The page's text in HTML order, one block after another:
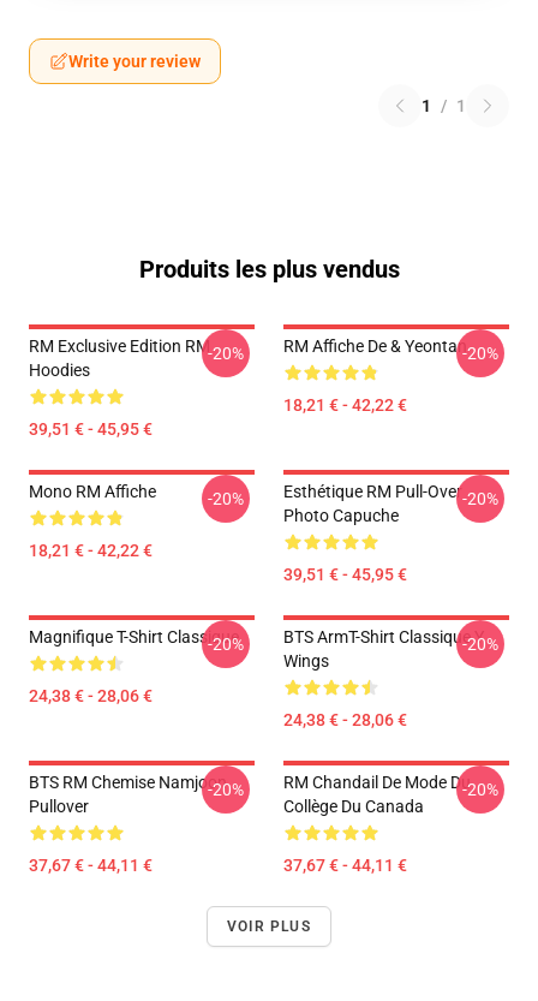
Write your review
1 / 1
Produits les plus vendus
RM Exclusive Edition RM
Hoodies
39,51 € - 45,95 €
-20% RM Affiche De & Yeontan
18,21 € - 42,22 €
-20%
Mono RM Affiche
18,21 € - 42,22 €
-20%
Esthétique RM Pull-Over
Photo Capuche
39,51 € - 45,95 €
-20%
Magnifique T-Shirt Classique
24,38 € - 28,06 €
-20%
BTS ArmT-Shirt Classique Y
Wings
24,38 € - 28,06 €
-20%
BTS RM Chemise Namjoon
Pullover
37,67 € - 44,11 €
-20%
RM Chandail De Mode Du
Collège Du Canada
37,67 € - 44,11 €
-20%
VOIR PLUS